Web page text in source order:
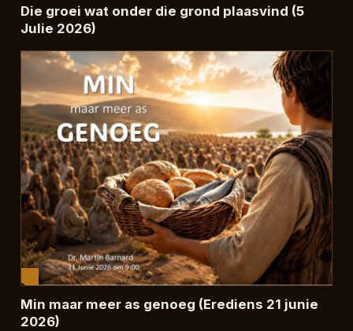
Die groei wat onder die grond plaasvind (5
Julie 2026)
Min maar meer as genoeg (Erediens 21 junie
2026)